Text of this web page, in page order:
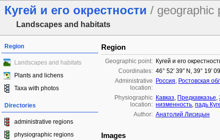
Кугей и его окрестности / geographic
Landscapes and habitats
Region
Landscapes and habitats
Plants and lichens
Taxa with photos
Directories
administrative regions
physiographic regions
Region
Geographic point: Кугей и его
Coordinates: 46° 52′ 39″ N, 39° 19′
Administrative
location:
Россия, Ростовская
Physiographic
location:
Кавказ, Предкавказье,
низменность, падь
Author: Анатолий Лисицын
Images